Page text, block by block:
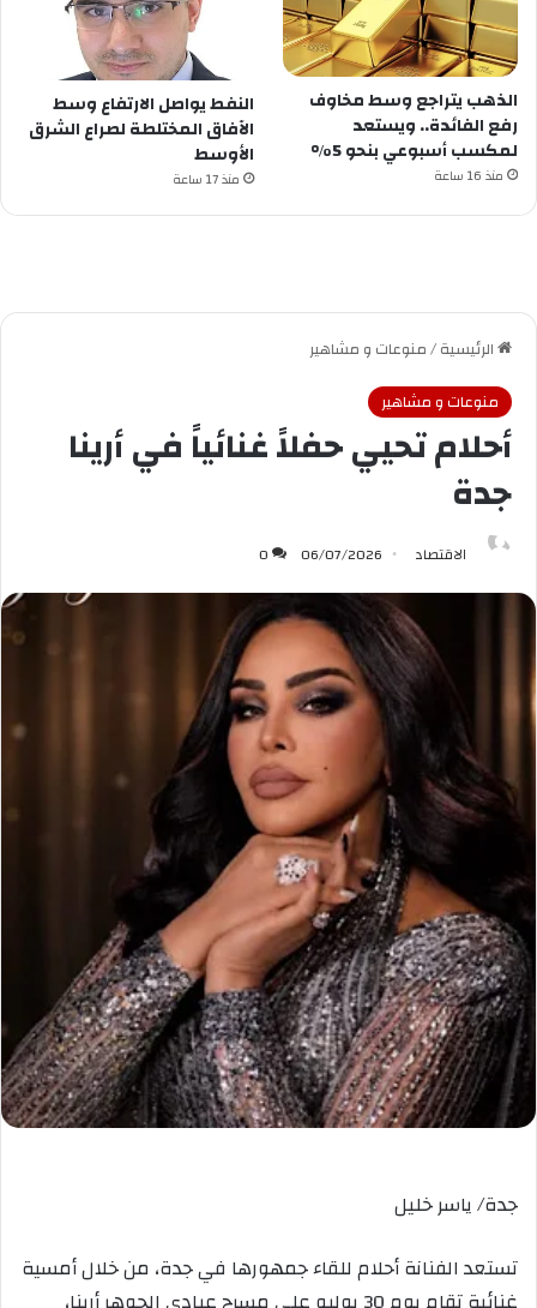
الذهب يتراجع وسط مخاوف
رفع الفائدة.. ويستعد
لمكسب أسبوعي بنحو 5%
منذ 16 ساعة
النفط يواصل الارتفاع وسط
الآفاق المختلطة لصراع الشرق
الأوسط
منذ 17 ساعة